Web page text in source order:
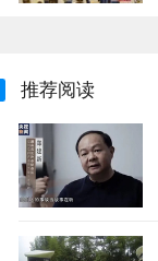
推荐阅读